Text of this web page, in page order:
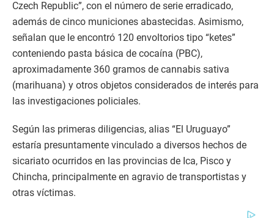
Czech Republic”, con el número de serie erradicado,
además de cinco municiones abastecidas. Asimismo,
señalan que le encontró 120 envoltorios tipo “ketes”
conteniendo pasta básica de cocaína (PBC),
aproximadamente 360 gramos de cannabis sativa
(marihuana) y otros objetos considerados de interés para
las investigaciones policiales.
Según las primeras diligencias, alias “El Uruguayo”
estaría presuntamente vinculado a diversos hechos de
sicariato ocurridos en las provincias de Ica, Pisco y
Chincha, principalmente en agravio de transportistas y
otras víctimas.